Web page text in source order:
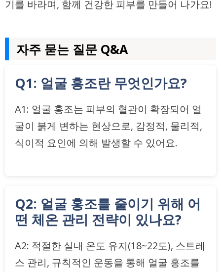
기를 바라며, 함께 건강한 피부를 만들어 나가요!
자주 묻는 질문 Q&A
Q1: 얼굴 홍조란 무엇인가요?
A1: 얼굴 홍조는 피부의 혈관이 확장되어 얼
굴이 붉게 변하는 현상으로, 감정적, 물리적,
식이적 요인에 의해 발생할 수 있어요.
Q2: 얼굴 홍조를 줄이기 위해 어
떤 체온 관리 전략이 있나요?
A2: 적절한 실내 온도 유지(18~22도), 스트레
스 관리, 규칙적인 운동을 통해 얼굴 홍조를